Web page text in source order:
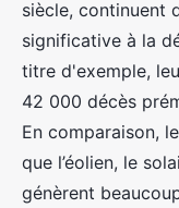
siècle, continuent
significative à la
titre d'exemple,
42 000 décès
En comparaison,
que l’éolien, le
génèrent